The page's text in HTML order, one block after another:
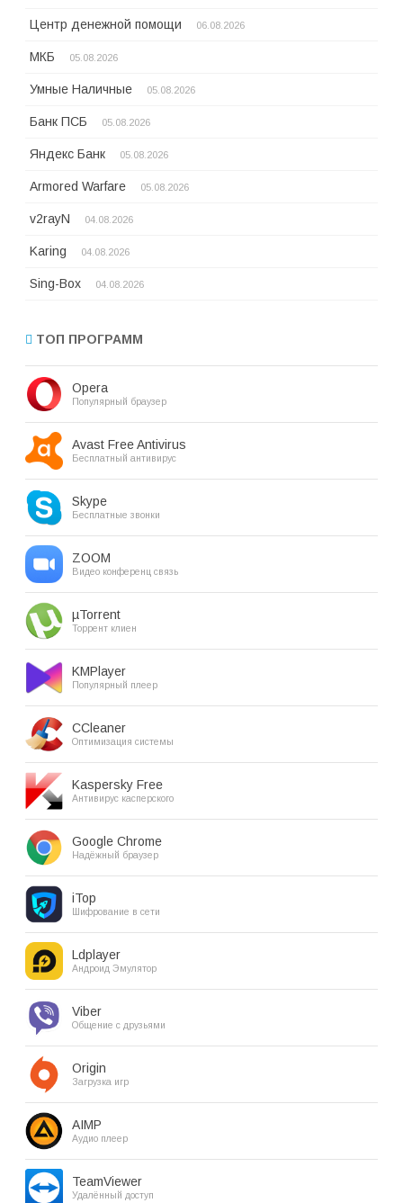
Центр денежной помощи 06.08.2026
МКБ 05.08.2026
Умные Наличные 05.08.2026
Банк ПСБ 05.08.2026
Яндекс Банк 05.08.2026
Armored Warfare 05.08.2026
v2rayN 04.08.2026
Karing 04.08.2026
Sing-Box 04.08.2026
ТОП ПРОГРАММ
Opera
Популярный браузер
Avast Free Antivirus
Бесплатный антивирус
Skype
Бесплатные звонки
ZOOM
Видео конференц связь
µTorrent
Торрент клиен
KMPlayer
Популярный плеер
CCleaner
Оптимизация системы
Kaspersky Free
Антивирус касперского
Google Chrome
Надёжный браузер
iTop
Шифрование в сети
Ldplayer
Андроид Эмулятор
Viber
Общение с друзьями
Origin
Загрузка игр
AIMP
Аудио плеер
TeamViewer
Удалённый доступ